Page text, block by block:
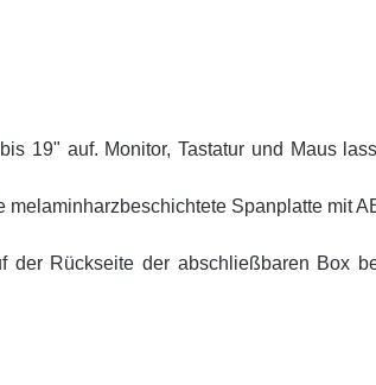
19" auf. Monitor, Tastatur und Maus
Spanplatte mit
Rückseite der abschließbaren Box